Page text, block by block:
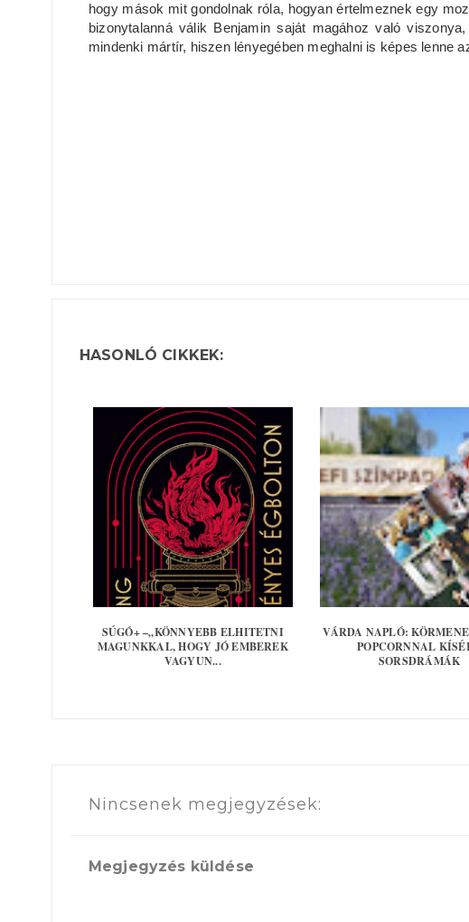
hogy mások mit gondolnak róla, hogyan értelmeznek egy
bizonytalanná válik Benjamin saját magához való
mindenki mártír, hiszen lényegében meghalni is képes lenne
HASONLÓ CIKKEK:
SÚGÓ+ –„KÖNNYEBB ELHITETNI
MAGUNKKAL, HOGY JÓ EMBEREK
VAGYUN...
VÁRDA NAPLÓ:
POPCORNNAL
SORSDRÁMÁK
Nincsenek megjegyzések:
Megjegyzés küldése